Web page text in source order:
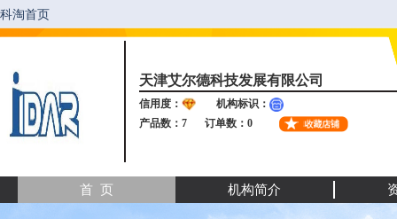
天津艾尔德科技发展有限公司
信用度：
机构标识：
产品数：7
订单数：0
首 页 机构简介